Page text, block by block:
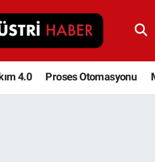
4.0 Proses Otomasyonu